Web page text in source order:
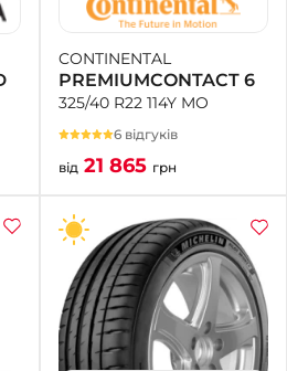
CONTINENTAL
PREMIUMCONTACT 6
325/40 R22 114Y MO
6 відгуків
від 21 865 грн